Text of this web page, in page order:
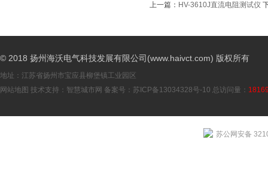
上一篇： HV-3610J直流电阻测试仪
© 2018 扬州海沃电气科技发展有限公司(www.haivct.com) 版权所有
地址：江苏省扬州市宝应县柳堡镇工业园区
网站地图 技术支持： 智慧城市网 备案号： 苏ICP备13034328号-10 总访问量：
苏公网安备